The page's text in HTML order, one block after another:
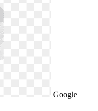
Google